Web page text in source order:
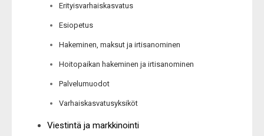
Erityisvarhaiskasvatus
Esiopetus
Hakeminen, maksut ja irtisanominen
Hoitopaikan hakeminen ja irtisanominen
Palvelumuodot
Varhaiskasvatusyksiköt
Viestintä ja markkinointi